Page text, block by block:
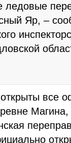
ледовые
Яр, –
все